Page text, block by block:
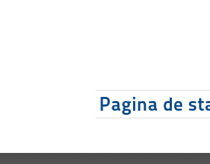
Pagina de